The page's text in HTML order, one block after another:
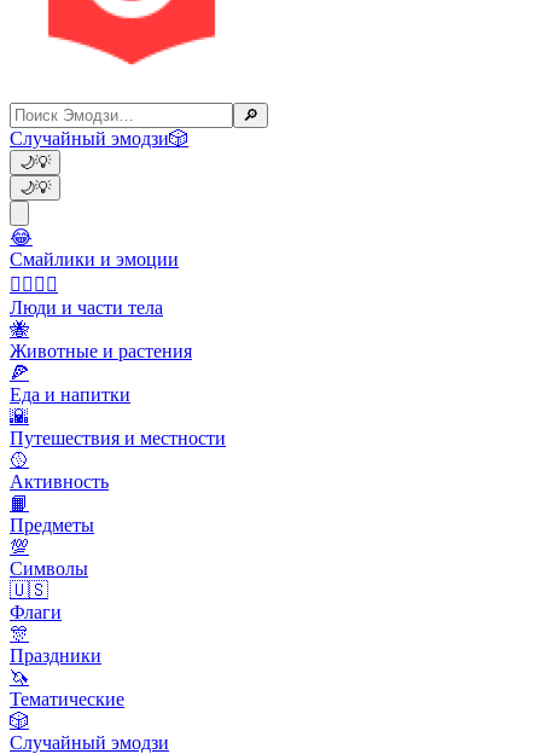
🔎
Случайный эмодзи🎲
🌙💡
🌙💡
😂
Смайлики и эмоции
👩‍❤️‍💋‍👨
Люди и части тела
🐝
Животные и растения
🍕
Еда и напитки
🌇
Путешествия и местности
🥎
Активность
📙
Предметы
💯
Символы
🇺🇸
Флаги
🎊
Праздники
🦄
Тематические
🎲
Случайный эмодзи